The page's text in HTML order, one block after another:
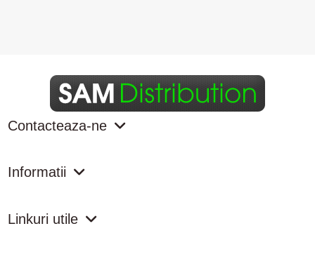
Contacteaza-ne
Informatii
Linkuri utile